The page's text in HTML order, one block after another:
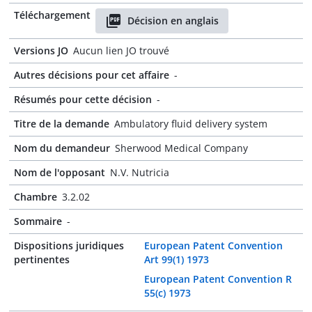
Téléchargement
Décision en anglais
Versions JO Aucun lien JO trouvé
Autres décisions pour cet affaire -
Résumés pour cette décision -
Titre de la demande Ambulatory fluid delivery system
Nom du demandeur Sherwood Medical Company
Nom de l'opposant N.V. Nutricia
Chambre 3.2.02
Sommaire -
Dispositions juridiques
pertinentes
European Patent Convention
Art 99(1) 1973
European Patent Convention R
55(c) 1973